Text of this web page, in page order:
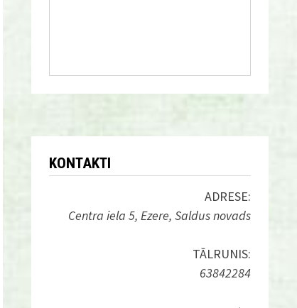
KONTAKTI
ADRESE:
Centra iela 5, Ezere, Saldus novads
TĀLRUNIS:
63842284